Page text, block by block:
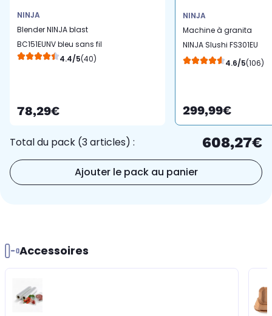
NINJA
Blender NINJA blast
BC151EUNV bleu sans fil
4.4/5(40)
78,29€
NINJA
Machine à granita
NINJA Slushi FS301EU
Granités, Cocktails
Maintien au Froid 12H
4.6/5(106)
299,99€
Total du pack (3 articles) : 608,27€
Ajouter le pack au panier
Accessoires